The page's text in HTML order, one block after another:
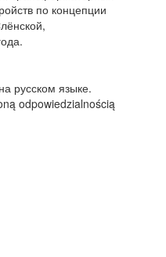
по концепции
русском языке.
odpowiedzialnością